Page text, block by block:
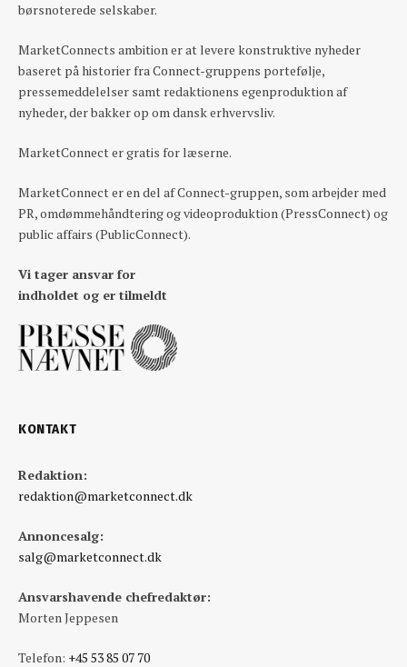
børsnoterede selskaber.
MarketConnects ambition er at levere konstruktive nyheder
baseret på historier fra Connect-gruppens portefølje,
pressemeddelelser samt redaktionens egenproduktion af
nyheder, der bakker op om dansk erhvervsliv.
MarketConnect er gratis for læserne.
MarketConnect er en del af Connect-gruppen, som arbejder med
PR, omdømmehåndtering og videoproduktion (PressConnect) og
public affairs (PublicConnect).
Vi tager ansvar for
indholdet og er tilmeldt
KONTAKT
Redaktion:
redaktion@marketconnect.dk
Annoncesalg:
salg@marketconnect.dk
Ansvarshavende chefredaktør:
Morten Jeppesen
Telefon: +45 53 85 07 70